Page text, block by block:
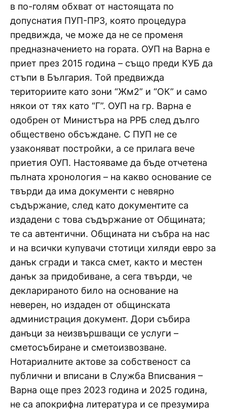
в по-голям обхват от настоящата по
допуснатия ПУП-ПРЗ, която процедура
предвижда, че може да не се променя
предназначението на гората. ОУП на Варна е
приет през 2015 година – също преди КУБ да
стъпи в България. Той предвижда
териториите като зони “Жм2” и “ОК” и само
някои от тях като “Г”. ОУП на гр. Варна е
одобрен от Министъра на РРБ след дълго
обществено обсъждане. С ПУП не се
узаконяват постройки, а се прилага вече
приетия ОУП. Настояваме да бъде отчетена
пълната хронология – на какво основание се
твърди да има документи с невярно
съдържание, след като документите са
издадени с това съдържание от Общината;
те са автентични. Общината ни събра на нас
и на всички купувачи стотици хиляди евро за
данък сгради и такса смет, както и местен
данък за придобиване, а сега твърди, че
декларираното било на основание на
неверен, но издаден от общинската
администрация документ. Дори събира
данъци за неизвършващи се услуги –
сметосъбиране и сметоизвозване.
Нотариалните актове за собственост са
публични и вписани в Служба Вписвания –
Варна още през 2023 година и 2025 година,
не са апокрифна литература и се презумира